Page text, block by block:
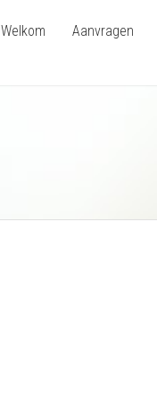
Welkom Aanvragen